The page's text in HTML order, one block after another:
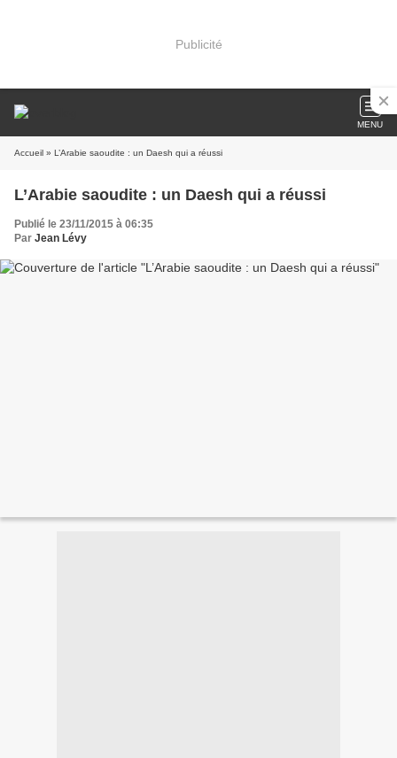
Publicité
MENU
Accueil » L’Arabie saoudite : un Daesh qui a réussi
L’Arabie saoudite : un Daesh qui a réussi
Publié le 23/11/2015 à 06:35
Par Jean Lévy